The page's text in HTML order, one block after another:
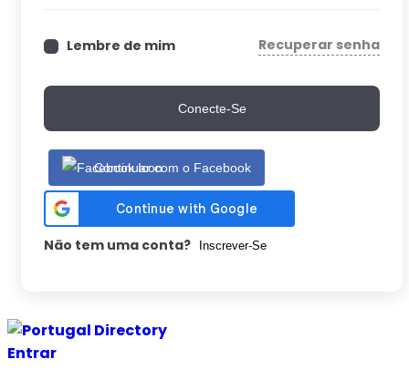
Lembre de mim Recuperar senha
Conecte-Se
Continuar com o Facebook
Não tem uma conta? Inscrever-Se
Entrar